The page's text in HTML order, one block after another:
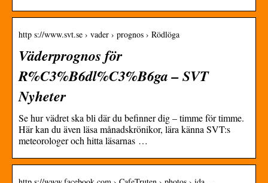
http s://www.svt.se › vader › prognos › Rödlöga
Väderprognos för
R%C3%B6dl%C3%B6ga – SVT
Nyheter
Se hur vädret ska bli där du befinner dig – timme för timme.
Här kan du även läsa månadskrönikor, lära känna SVT:s
meteorologer och hitta läsarnas …